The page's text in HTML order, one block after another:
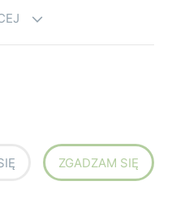
ZGADZAM SIĘ